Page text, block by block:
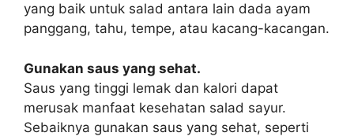
yang baik untuk salad antara lain dada ayam
panggang, tahu, tempe, atau kacang-kacangan.
Gunakan saus yang sehat.
Saus yang tinggi lemak dan kalori dapat
merusak manfaat kesehatan salad sayur.
Sebaiknya gunakan saus yang sehat, seperti